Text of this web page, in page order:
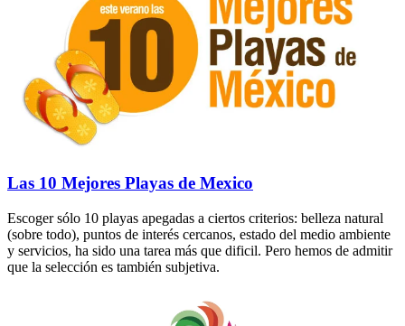
Las 10 Mejores Playas de Mexico
Escoger sólo 10 playas apegadas a ciertos criterios: belleza natural
(sobre todo), puntos de interés cercanos, estado del medio ambiente
y servicios, ha sido una tarea más que dificil. Pero hemos de admitir
que la selección es también subjetiva.